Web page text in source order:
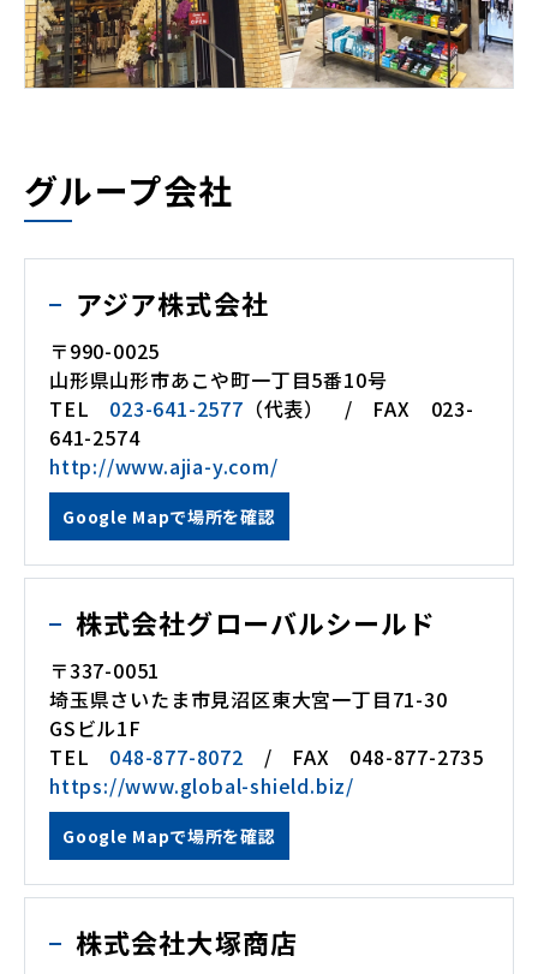
グループ会社
アジア株式会社
〒990-0025
山形県山形市あこや町一丁目5番10号
TEL 023-641-2577 （代表） / FAX 023-
641-2574
http://www.ajia-y.com/
Google Mapで場所を確認
株式会社グローバルシールド
〒337-0051
埼玉県さいたま市見沼区東大宮一丁目71-30
GSビル1F
TEL 048-877-8072 / FAX 048-877-2735
https://www.global-shield.biz/
Google Mapで場所を確認
株式会社大塚商店